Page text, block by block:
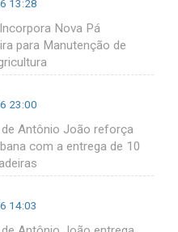
13:28
Nova Pá
para Manutenção de
23:00
Antônio João reforça
com a entrega de 10
14:03